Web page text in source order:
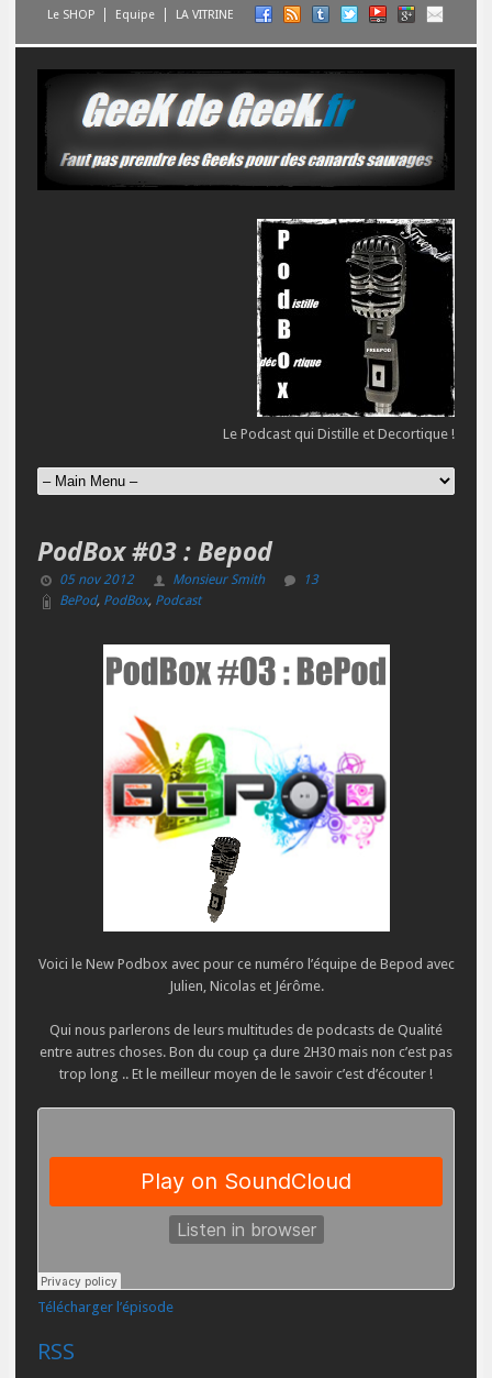
Le SHOP Equipe LA VITRINE
Le Podcast qui Distille et Decortique !
PodBox #03 : Bepod
05 nov 2012 Monsieur Smith
13
BePod, PodBox, Podcast
Voici le New Podbox avec pour ce numéro l’équipe de Bepod avec
Julien, Nicolas et Jérôme.
Qui nous parlerons de leurs multitudes de podcasts de Qualité
entre autres choses. Bon du coup ça dure 2H30 mais non c’est pas
trop long .. Et le meilleur moyen de le savoir c’est d’écouter !
Télécharger l’épisode
RSS